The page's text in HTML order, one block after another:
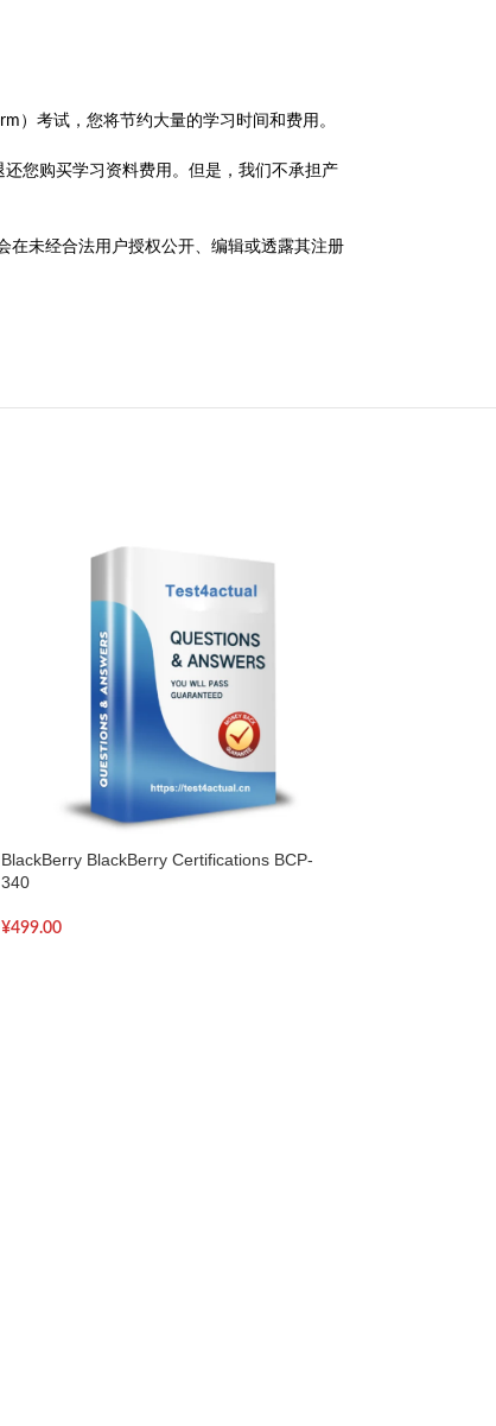
）考试，您将节约大量的学习时间和费用。
还您购买学习资料费用。但是，我们不承担产
在未经合法用户授权公开、编辑或透露其注册
BlackBerry BlackBerry Certifications BCP-
340
¥499.00